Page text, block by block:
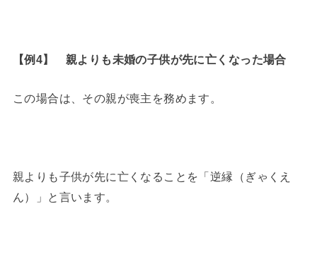
【例4】 親よりも未婚の子供が先に亡くなった場合
この場合は、その親が喪主を務めます。
親よりも子供が先に亡くなることを「逆縁（ぎゃくえ
ん）」と言います。